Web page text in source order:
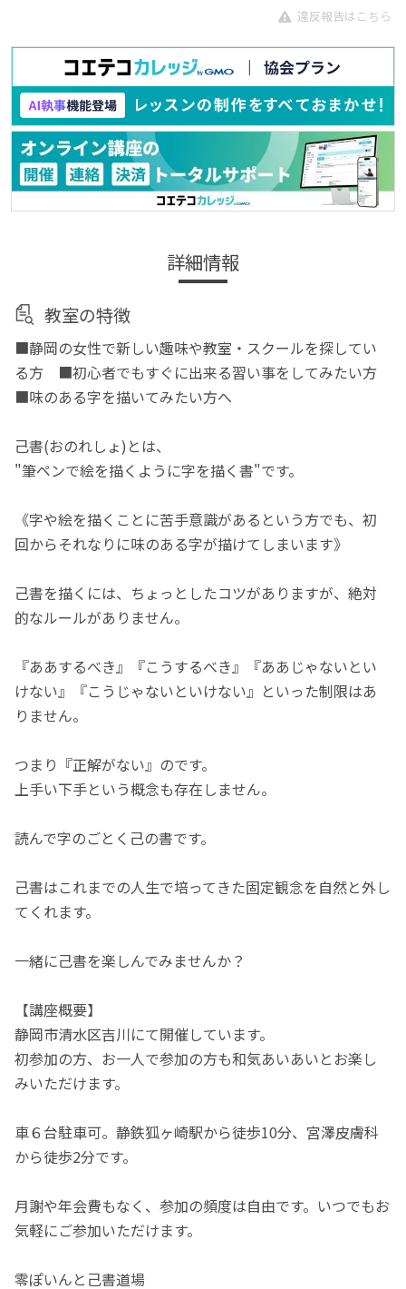
違反報告はこちら
詳細情報
教室の特徴
■静岡の女性で新しい趣味や教室・スクールを探してい
る方 ■初心者でもすぐに出来る習い事をしてみたい方
■味のある字を描いてみたい方へ
己書(おのれしょ)とは、
"筆ペンで絵を描くように字を描く書"です。
《字や絵を描くことに苦手意識があるという方でも、初
回からそれなりに味のある字が描けてしまいます》
己書を描くには、ちょっとしたコツがありますが、絶対
的なルールがありません。
『ああするべき』『こうするべき』『ああじゃないとい
けない』『こうじゃないといけない』といった制限はあ
りません。
つまり『正解がない』のです。
上手い下手という概念も存在しません。
読んで字のごとく己の書です。
己書はこれまでの人生で培ってきた固定観念を自然と外し
てくれます。
一緒に己書を楽しんでみませんか？
【講座概要】
静岡市清水区吉川にて開催しています。
初参加の方、お一人で参加の方も和気あいあいとお楽し
みいただけます。
車６台駐車可。静鉄狐ヶ崎駅から徒歩10分、宮澤皮膚科
から徒歩2分です。
月謝や年会費もなく、参加の頻度は自由です。いつでもお
気軽にご参加いただけます。
零ぽいんと己書道場